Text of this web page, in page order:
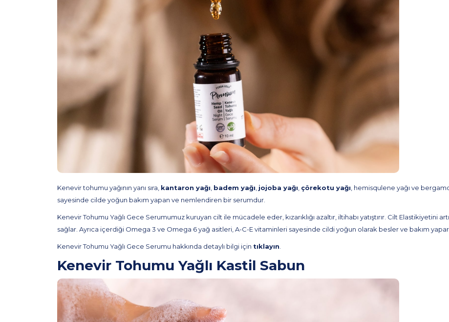
Kenevir tohumu yağının yanı sıra, kantaron yağı badem yağı jojoba yağı çörekotu yağı , hemisqulene yağı ve
sayesinde cilde yoğun bakım yapan ve nemlendiren bir serumdur.
Kenevir Tohumu Yağlı Gece Serumumuz kuruyan cilt ile mücadele eder, kızarıklığı azaltır, iltihabı yatıştırır. Cilt Elastikiyetini
sağlar. Ayrıca içerdiği Omega 3 ve Omega 6 yağ asitleri, A-C-E vitaminleri sayesinde cildi yoğun olarak besler ve bakım yapar.
Kenevir Tohumu Yağlı Gece Serumu hakkında detaylı bilgi için tıklayın
Kenevir Tohumu Yağlı Kastil Sabun